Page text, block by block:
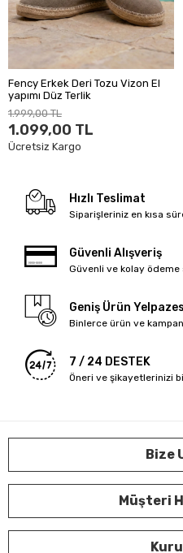
Fency Erkek Deri Tozu Vizon El
yapımı Düz Terlik
1.999,00 TL
1.099,00 TL
Ücretsiz Kargo
Hızlı Teslimat
Siparişleriniz en kısa
Güvenli Alışveriş
Güvenli ve kolay
Geniş Ürün
Binlerce ürün ve
7 / 24 DESTEK
Öneri ve şikayetlerinizi
Bize
Müşteri